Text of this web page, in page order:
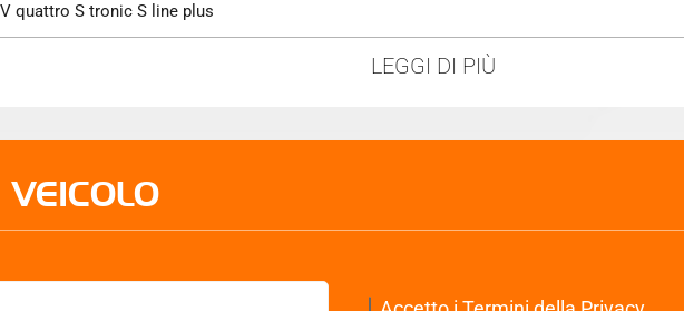
quattro S tronic S line plus
LEGGI DI PIÙ